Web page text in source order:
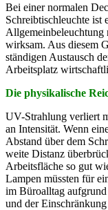
Bei einer normalen
Schreibtischleuchte ist
wirksam. Aus diesem
ständigen Austausch
Arbeitsplatz
Die physikalische
UV-Strahlung verliert
an Intensität. Wenn
Abstand über dem
weite Distanz
Arbeitsfläche so gut
Lampen müssten für
im Büroalltag
und der